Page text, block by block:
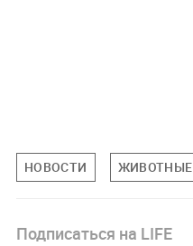
НОВОСТИ ЖИВОТНЫЕ
Подписаться на LIFE